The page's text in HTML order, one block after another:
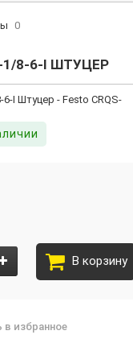
0
1/8-6-I ШТУЦЕР
В корзину
избранное